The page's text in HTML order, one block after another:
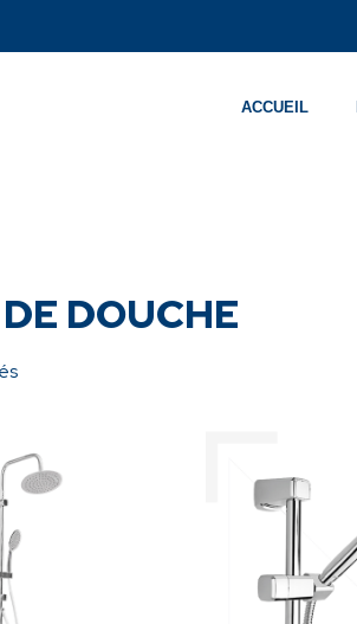
ACCUEIL
DOUCHE